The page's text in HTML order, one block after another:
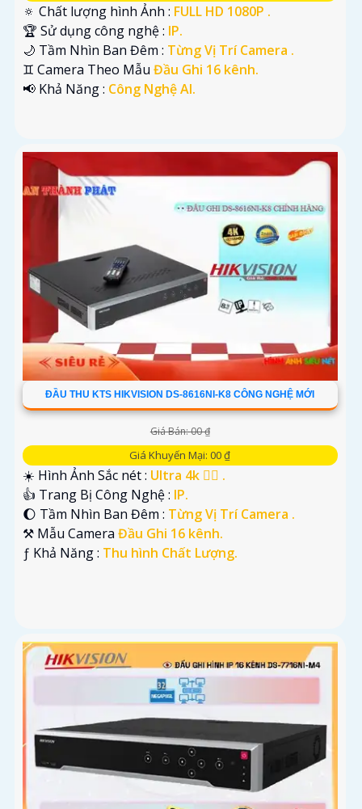
🔅 Chất lượng hình Ảnh : FULL HD 1080P .
🏆 Sử dụng công nghệ : IP.
🌙 Tầm Nhìn Ban Đêm : Từng Vị Trí Camera .
♊ Camera Theo Mẫu Đầu Ghi 16 kênh.
️📢 Khả Năng : Công Nghệ AI.
ĐẦU THU KTS HIKVISION DS-8616NI-K8 CÔNG NGHỆ MỚI
Giá Bán: 00 ₫
Giá Khuyến Mại: 00 ₫
☀️ Hình Ảnh Sắc nét : Ultra 4k 👍🏾 .
👍 Trang Bị Công Nghệ : IP.
🌔 Tầm Nhìn Ban Đêm : Từng Vị Trí Camera .
⚒ Mẫu Camera Đầu Ghi 16 kênh.
️ƒ Khả Năng : Thu hình Chất Lượng.